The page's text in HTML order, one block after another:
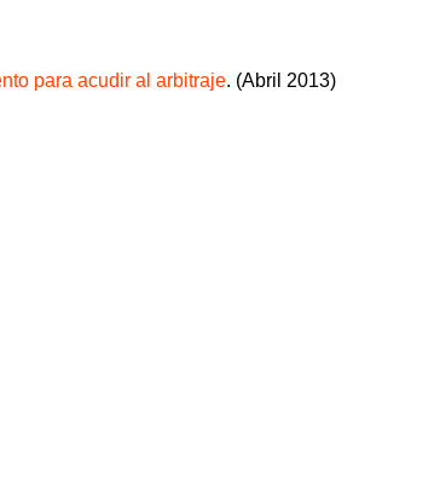
para acudir al arbitraje. (Abril 2013)